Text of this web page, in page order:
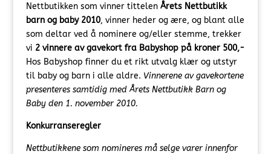
Nettbutikken som vinner tittelen Årets Nettbutikk
barn og baby 2010, vinner heder og ære, og blant alle
som deltar ved å nominere og/eller stemme, trekker
vi 2 vinnere av gavekort fra Babyshop på kroner 500,-
Hos Babyshop finner du et rikt utvalg klær og utstyr
til baby og barn i alle aldre. Vinnerene av gavekortene
presenteres samtidig med Årets Nettbutikk Barn og
Baby den 1. november 2010.
Konkurranseregler
Nettbutikkene som nomineres må selge varer innenfor